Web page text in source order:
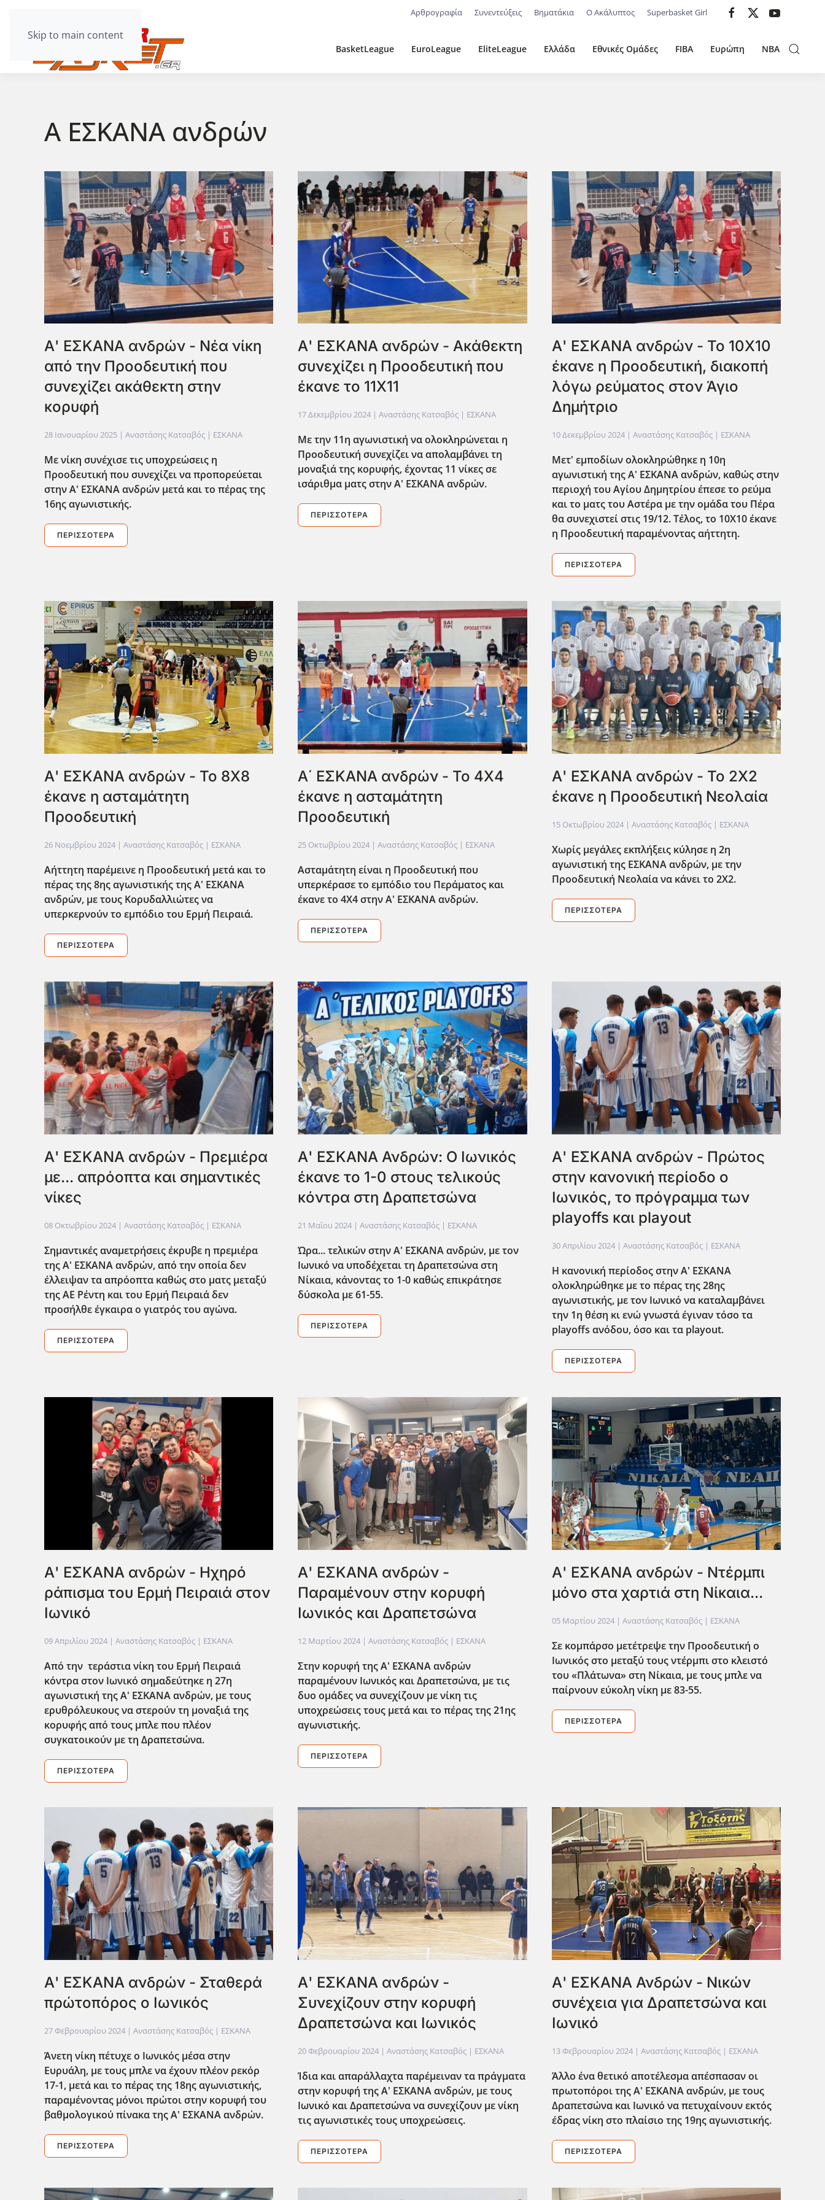
Skip to main content
Αρθρογραφία Συνεντεύξεις Βηματάκια Ο Ακάλυπτος Superbasket Girl
BasketLeague EuroLeague EliteLeague Ελλάδα Εθνικές Ομάδες FIBA Ευρώπη NBA
Α ΕΣΚΑΝΑ ανδρών
Α' ΕΣΚΑΝΑ ανδρών - Νέα νίκη
από την Προοδευτική που
συνεχίζει ακάθεκτη στην
κορυφή
28 Ιανουαρίου 2025 | Αναστάσης Κατσαβός | ΕΣΚΑΝΑ
Με νίκη συνέχισε τις υποχρεώσεις η
Προοδευτική που συνεχίζει να προπορεύεται
στην Α' ΕΣΚΑΝΑ ανδρών μετά και το πέρας της
16ης αγωνιστικής.
ΠΕΡΙΣΣΌΤΕΡΑ
Α' ΕΣΚΑΝΑ ανδρών - Ακάθεκτη
συνεχίζει η Προοδευτική που
έκανε το 11Χ11
17 Δεκεμβρίου 2024 | Αναστάσης Κατσαβός | ΕΣΚΑΝΑ
Με την 11η αγωνιστική να ολοκληρώνεται η
Προοδευτική συνεχίζει να απολαμβάνει τη
μοναξιά της κορυφής, έχοντας 11 νίκες σε
ισάριθμα ματς στην Α' ΕΣΚΑΝΑ ανδρών.
ΠΕΡΙΣΣΌΤΕΡΑ
Α' ΕΣΚΑΝΑ ανδρών - Το 10Χ10
έκανε η Προοδευτική, διακοπή
λόγω ρεύματος στον Άγιο
Δημήτριο
10 Δεκεμβρίου 2024| Αναστάσης Κατσαβός | ΕΣΚΑΝΑ
Μετ' εμποδίων ολοκληρώθηκε η 10η
αγωνιστική της Α' ΕΣΚΑΝΑ ανδρών, καθώς στην
περιοχή του Αγίου Δημητρίου έπεσε το ρεύμα
και το ματς του Αστέρα με την ομάδα του Πέρα
θα συνεχιστεί στις 19/12. Τέλος, το 10Χ10 έκανε
η Προοδευτική παραμένοντας αήττητη.
ΠΕΡΙΣΣΌΤΕΡΑ
Α' ΕΣΚΑΝΑ ανδρών - Το 8Χ8
έκανε η ασταμάτητη
Προοδευτική
26 Νοεμβρίου 2024 | Αναστάσης Κατσαβός | ΕΣΚΑΝΑ
Αήττητη παρέμεινε η Προοδευτική μετά και το
πέρας της 8ης αγωνιστικής της Α' ΕΣΚΑΝΑ
ανδρών, με τους Κορυδαλλιώτες να
υπερκερνούν το εμπόδιο του Ερμή Πειραιά.
ΠΕΡΙΣΣΌΤΕΡΑ
Α΄ ΕΣΚΑΝΑ ανδρών - Το 4Χ4
έκανε η ασταμάτητη
Προοδευτική
25 Οκτωβρίου 2024 | Αναστάσης Κατσαβός | ΕΣΚΑΝΑ
Ασταμάτητη είναι η Προοδευτική που
υπερκέρασε το εμπόδιο του Περάματος και
έκανε το 4Χ4 στην Α' ΕΣΚΑΝΑ ανδρών.
ΠΕΡΙΣΣΌΤΕΡΑ
Α' ΕΣΚΑΝΑ ανδρών - Το 2Χ2
έκανε η Προοδευτική Νεολαία
15 Οκτωβρίου 2024| Αναστάσης Κατσαβός | ΕΣΚΑΝΑ
Χωρίς μεγάλες εκπλήξεις κύλησε η 2η
αγωνιστική της ΕΣΚΑΝΑ ανδρών, με την
Προοδευτική Νεολαία να κάνει το 2Χ2.
ΠΕΡΙΣΣΌΤΕΡΑ
Α' ΕΣΚΑΝΑ ανδρών - Πρεμιέρα
με... απρόοπτα και σημαντικές
νίκες
08 Οκτωβρίου 2024 | Αναστάσης Κατσαβός | ΕΣΚΑΝΑ
Σημαντικές αναμετρήσεις έκρυβε η πρεμιέρα
της Α' ΕΣΚΑΝΑ ανδρών, από την οποία δεν
έλλειψαν τα απρόοπτα καθώς στο ματς μεταξύ
της ΑΕ Ρέντη και του Ερμή Πειραιά δεν
προσήλθε έγκαιρα ο γιατρός του αγώνα.
ΠΕΡΙΣΣΌΤΕΡΑ
Α' ΕΣΚΑΝΑ Ανδρών: Ο Ιωνικός
έκανε το 1-0 στους τελικούς
κόντρα στη Δραπετσώνα
21 Μαΐου 2024 | Αναστάσης Κατσαβός | ΕΣΚΑΝΑ
Ώρα... τελικών στην Α' ΕΣΚΑΝΑ ανδρών, με τον
Ιωνικό να υποδέχεται τη Δραπετσώνα στη
Νίκαια, κάνοντας το 1-0 καθώς επικράτησε
δύσκολα με 61-55.
ΠΕΡΙΣΣΌΤΕΡΑ
Α' ΕΣΚΑΝΑ ανδρών - Πρώτος
στην κανονική περίοδο ο
Ιωνικός, το πρόγραμμα των
playoffs και playout
30 Απριλίου 2024| Αναστάσης Κατσαβός | ΕΣΚΑΝΑ
Η κανονική περίοδος στην Α' ΕΣΚΑΝΑ
ολοκληρώθηκε με το πέρας της 28ης
αγωνιστικής, με τον Ιωνικό να καταλαμβάνει
την 1η θέση κι ενώ γνωστά έγιναν τόσο τα
playoffs ανόδου, όσο και τα playout.
ΠΕΡΙΣΣΌΤΕΡΑ
Α' ΕΣΚΑΝΑ ανδρών - Ηχηρό
ράπισμα του Ερμή Πειραιά στον
Ιωνικό
09 Απριλίου 2024 | Αναστάσης Κατσαβός | ΕΣΚΑΝΑ
Από την τεράστια νίκη του Ερμή Πειραιά
κόντρα στον Ιωνικό σημαδεύτηκε η 27η
αγωνιστική της Α' ΕΣΚΑΝΑ ανδρών, με τους
ερυθρόλευκους να στερούν τη μοναξιά της
κορυφής από τους μπλε που πλέον
συγκατοικούν με τη Δραπετσώνα.
ΠΕΡΙΣΣΌΤΕΡΑ
Α' ΕΣΚΑΝΑ ανδρών -
Παραμένουν στην κορυφή
Ιωνικός και Δραπετσώνα
12 Μαρτίου 2024 | Αναστάσης Κατσαβός | ΕΣΚΑΝΑ
Στην κορυφή της Α' ΕΣΚΑΝΑ ανδρών
παραμένουν Ιωνικός και Δραπετσώνα, με τις
δυο ομάδες να συνεχίζουν με νίκη τις
υποχρεώσεις τους μετά και το πέρας της 21ης
αγωνιστικής.
ΠΕΡΙΣΣΌΤΕΡΑ
Α' ΕΣΚΑΝΑ ανδρών - Ντέρμπι
μόνο στα χαρτιά στη Νίκαια...
05 Μαρτίου 2024| Αναστάσης Κατσαβός | ΕΣΚΑΝΑ
Σε κομπάρσο μετέτρεψε την Προοδευτική ο
Ιωνικός στο μεταξύ τους ντέρμπι στο κλειστό
του «Πλάτωνα» στη Νίκαια, με τους μπλε να
παίρνουν εύκολη νίκη με 83-55.
ΠΕΡΙΣΣΌΤΕΡΑ
Α' ΕΣΚΑΝΑ ανδρών - Σταθερά
πρώτοπόρος ο Ιωνικός
27 Φεβρουαρίου 2024 | Αναστάσης Κατσαβός | ΕΣΚΑΝΑ
Άνετη νίκη πέτυχε ο Ιωνικός μέσα στην
Ευρυάλη, με τους μπλε να έχουν πλέον ρεκόρ
17-1, μετά και το πέρας της 18ης αγωνιστικής,
παραμένοντας μόνοι πρώτοι στην κορυφή του
βαθμολογικού πίνακα της Α' ΕΣΚΑΝΑ ανδρών.
ΠΕΡΙΣΣΌΤΕΡΑ
Α' ΕΣΚΑΝΑ ανδρών -
Συνεχίζουν στην κορυφή
Δραπετσώνα και Ιωνικός
20 Φεβρουαρίου 2024 | Αναστάσης Κατσαβός | ΕΣΚΑΝΑ
Ίδια και απαράλλαχτα παρέμειναν τα πράγματα
στην κορυφή της Α' ΕΣΚΑΝΑ ανδρών, με τους
Ιωνικό και Δραπετσώνα να συνεχίζουν με νίκη
τις αγωνιστικές τους υποχρεώσεις.
ΠΕΡΙΣΣΌΤΕΡΑ
Α' ΕΣΚΑΝΑ Ανδρών - Νικών
συνέχεια για Δραπετσώνα και
Ιωνικό
13 Φεβρουαρίου 2024| Αναστάσης Κατσαβός | ΕΣΚΑΝΑ
Άλλο ένα θετικό αποτέλεσμα απέσπασαν οι
πρωτοπόροι της Α' ΕΣΚΑΝΑ ανδρών, με τους
Δραπετσώνα και Ιωνικό να πετυχαίνουν εκτός
έδρας νίκη στο πλαίσιο της 19ης αγωνιστικής.
ΠΕΡΙΣΣΌΤΕΡΑ